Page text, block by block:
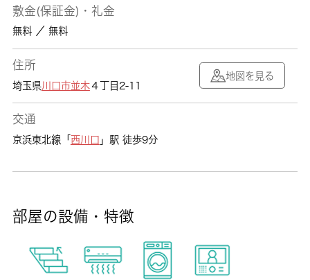
敷金(保証金)・礼金
無料 ／ 無料
住所
埼玉県川口市並木４丁目2-11
地図を見る
交通
京浜東北線「 西川口 」駅 徒歩9分
部屋の設備・特徴